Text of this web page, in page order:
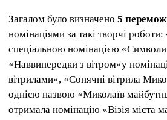
Загалом було визначено 5
номінаціями за такі творчі роботи:
спеціальною номінацією «Символи
«Наввипередки з вітром»у
вітрилами», «Сонячні вітрила
однією назвою «Миколаїв
отримала номінацію «Візія міста